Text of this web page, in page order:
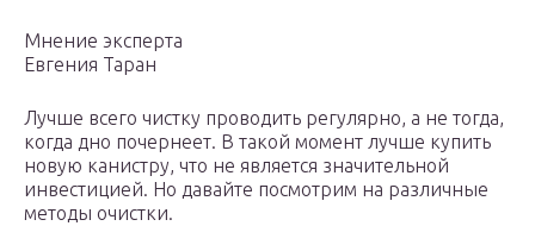
Мнение эксперта
Евгения Таран
Лучше всего чистку проводить регулярно, а не тогда,
когда дно почернеет. В такой момент лучше купить
новую канистру, что не является значительной
инвестицией. Но давайте посмотрим на различные
методы очистки.